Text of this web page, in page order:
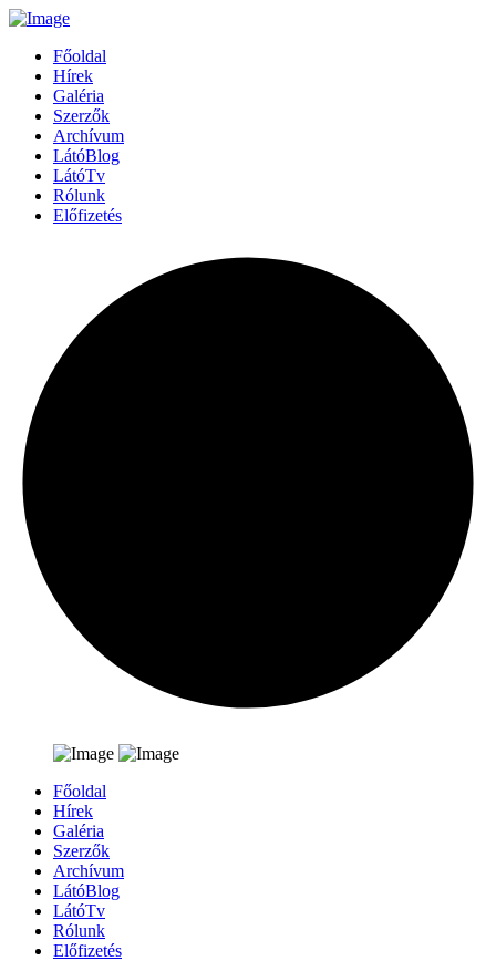
Főoldal
Hírek
Galéria
Szerzők
Archívum
LátóBlog
LátóTv
Rólunk
Előfizetés
Főoldal
Hírek
Galéria
Szerzők
Archívum
LátóBlog
LátóTv
Rólunk
Előfizetés